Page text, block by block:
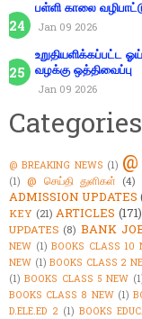
பள்ளி காலை
Jan 09 2026
உறுதியளிக்கப்பட்ட
வழக்கு ஒத்திவைப்பு
Jan 09 2026
Categories
@ BREAKING NEWS (1)
(1) @ செய்தி துளிகள் (4)
ADMISSION UPDATES
KEY (21) ARTICLES (171)
UPDATES (8) BANK
NEW (1) BOOKS CLASS 10
NEW (1) BOOKS CLASS 2
(1) BOOKS CLASS 5 NEW
BOOKS CLASS 8 NEW (1)
D.ELE.ED 2 (1) BOOKS